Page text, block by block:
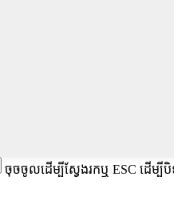
ចុចចូលដើម្បីស្វែងរកឬ ESC ដើម្បី